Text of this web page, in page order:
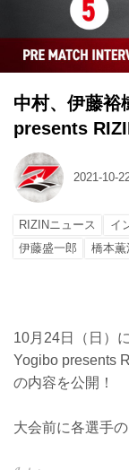
中村、伊藤裕
presents
2021-10-
RIZINニュース イ
伊藤盛一郎
橋本薫
10月24日（日）
Yogibo presents
の内容を公開！
大会前に各選手